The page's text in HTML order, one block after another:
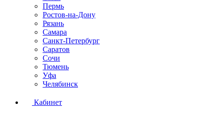
Пермь
Ростов-на-Дону
Рязань
Самара
Санкт-Петербург
Саратов
Сочи
Тюмень
Уфа
Челябинск
Кабинет